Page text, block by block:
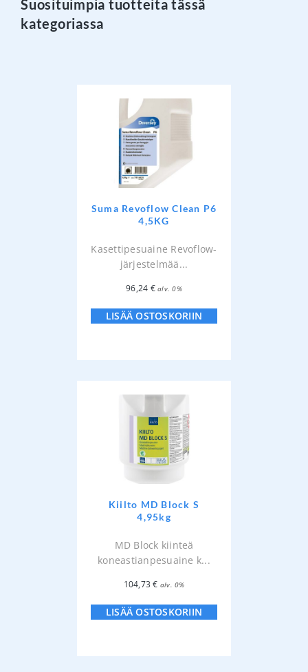
Suosituimpia tuotteita tässä
kategoriassa
Suma Revoflow Clean P6
4,5KG
Kasettipesuaine Revoflow-
järjestelmää...
96,24 € alv. 0%
LISÄÄ OSTOSKORIIN
Kiilto MD Block S
4,95kg
MD Block kiinteä
koneastianpesuaine k...
104,73€ alv. 0%
LISÄÄ OSTOSKORIIN